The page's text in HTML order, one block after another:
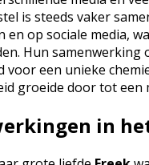
is steeds vaker
en op sociale media,
Hun samenwerking
voor een unieke
groeide door tot een
in